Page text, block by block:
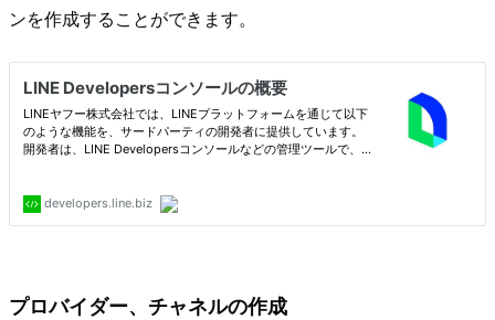
ンを作成することができます。
プロバイダー、チャネルの作成